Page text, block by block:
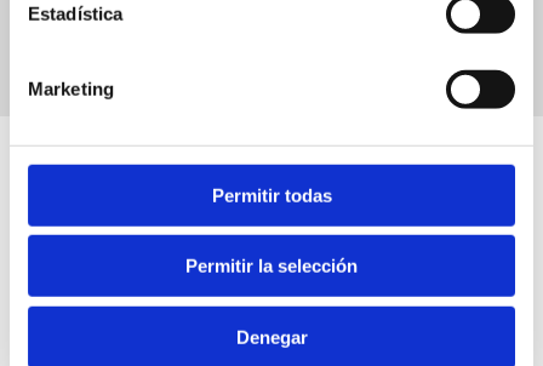
Estadística
Marketing
Permitir todas
Permitir la selección
Denegar